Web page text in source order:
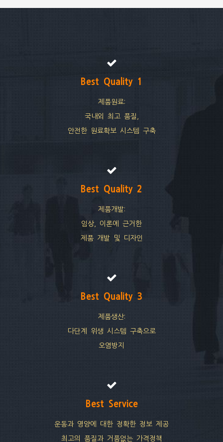
Best Quality 1
제품원료:
국내외 최고 품질,
안전한 원료확보 시스템 구축
Best Quality 2
제품개발:
임상, 이론에 근거한
제품 개발 및 디자인
Best Quality 3
제품생산:
다단계 위생 시스템 구축으로
오염방지
Best Service
운동과 영양에 대한 정확한 정보 제공
최고의 품질과 거품없는 가격정책